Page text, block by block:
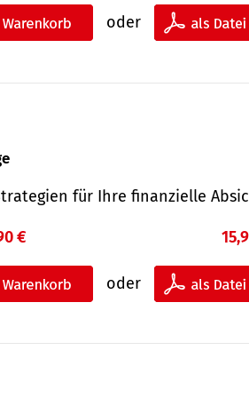
oder
für Ihre finanzielle
€
oder